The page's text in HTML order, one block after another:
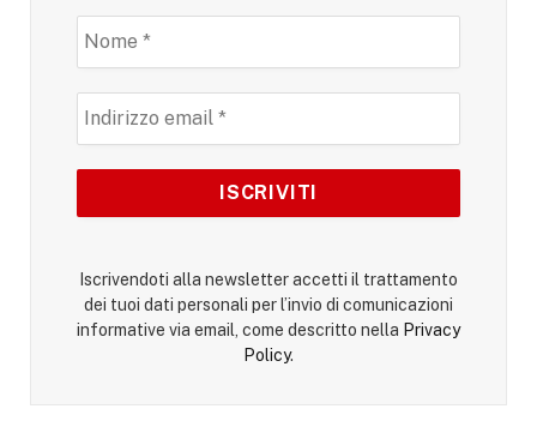
Iscrivendoti alla newsletter accetti il trattamento
dei tuoi dati personali per l’invio di comunicazioni
informative via email, come descritto nella Privacy
Policy.